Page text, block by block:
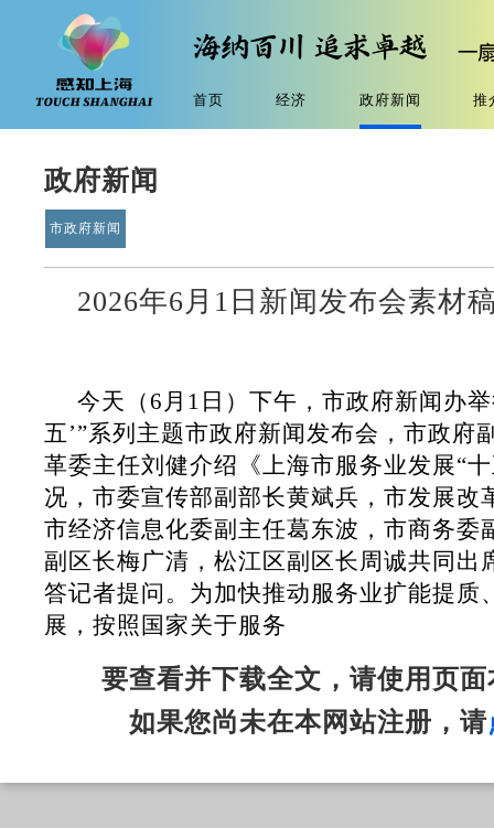
首页 经济 政府新闻 推
政府新闻
市政府新闻
2026年6月1日新闻发布会素
今天（6月1日）下午，市政府新闻办
五’”系列主题市政府新闻发布会，市政府
革委主任刘健介绍《上海市服务业发展“
况，市委宣传部副部长黄斌兵，市发展改
市经济信息化委副主任葛东波，市商务委
副区长梅广清，松江区副区长周诚共同出
答记者提问。为加快推动服务业扩能提质
展，按照国家关于服务
要查看并下载全文，请使用页
如果您尚未在本网站注册，请